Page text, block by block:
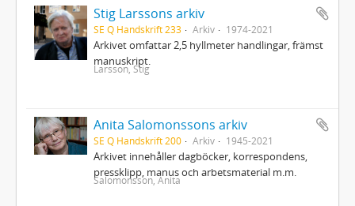
Stig Larssons arkiv
SE Q Handskrift 233 Arkiv 1974-2021
Arkivet omfattar 2,5 hyllmeter handlingar, främst
manuskript.
Larsson, Stig
Anita Salomonssons arkiv
SE Q Handskrift 200 Arkiv 1945-2021
Arkivet innehåller dagböcker, korrespondens,
pressklipp, manus och arbetsmaterial m.m.
Salomonsson, Anita